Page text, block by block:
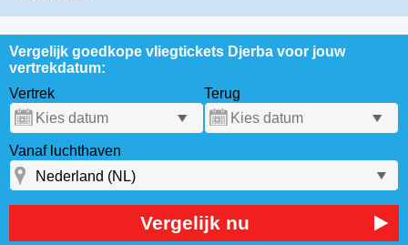
Vergelijk goedkope vliegtickets Djerba voor jouw
vertrekdatum:
Vertrek
Terug
Vanaf luchthaven
Vergelijk nu